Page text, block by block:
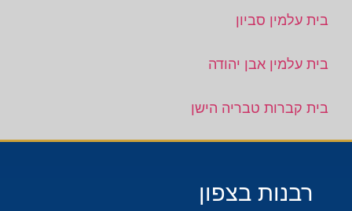
בית עלמין סביון
בית עלמין אבן יהודה
בית קברות טבריה הישן
רבנות בצפון